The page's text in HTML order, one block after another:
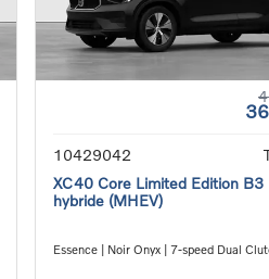
10429042
XC40 Core Limited Edition B3
hybride (MHEV)
Essence | Noir Onyx | 7-speed Dual